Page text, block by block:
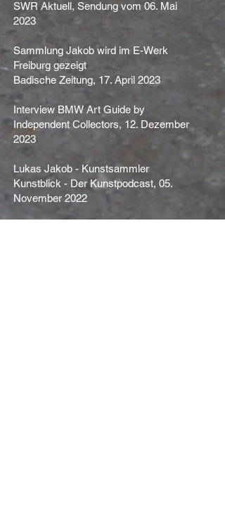
SWR Aktuell, Sendung vom 06. Mai
2023
Sammlung Jakob wird im E-Werk
Freiburg gezeigt
Badische Zeitung, 17. April 2023
Interview BMW Art Guide by
Independent Collectors, 12. Dezember
2023
Lukas Jakob - Kunstsammler
Kunstblick - Der Kunstpodcast, 05.
November 2022